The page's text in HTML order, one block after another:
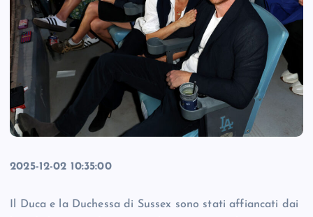
2025-12-02 10:35:00
Il Duca e la Duchessa di Sussex sono stati affiancati dai